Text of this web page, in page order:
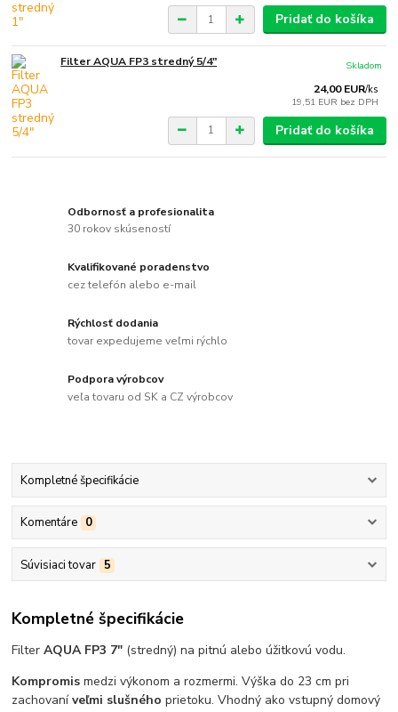
Pridať do košíka
Filter AQUA FP3 stredný 5/4"
24,00 EUR/ks
19,51 EUR bez DPH
Skladom
Pridať do košíka
Odbornosť a profesionalita
30 rokov skúseností
Kvalifikované poradenstvo
cez telefón alebo e-mail
Rýchlosť dodania
tovar expedujeme veľmi rýchlo
Podpora výrobcov
veľa tovaru od SK a CZ výrobcov
Kompletné špecifikácie
Komentáre 0
Súvisiaci tovar 5
Kompletné špecifikácie
FilterAQUA FP3 7" (stredný) na pitnú alebo úžitkovú vodu.
Kompromis medzi výkonom a rozmermi. Výška do 23 cm pri
zachovaníveľmi slušného prietoku. Vhodný ako vstupný domový